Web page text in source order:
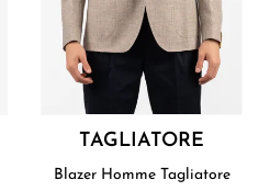
TAGLIATORE
Blazer Homme Tagliatore